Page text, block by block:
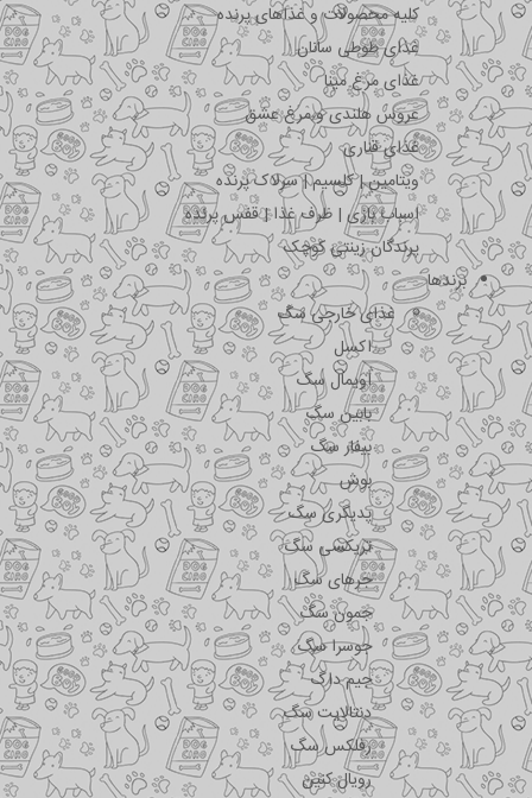
کلیه محصولات و غذاهای پرنده
غذای طوطی سانان
غذای مرغ مینا
عروس هلندی و مرغ عشق
غذای قناری
ویتامین | کلسیم | سرلاک پرنده
اسباب بازی | ظرف غذا | قفس پرنده
پرندگان زینتی کوچک
برندها
غذای خارجی سگ
اکسل
اویمال سگ
بابین سگ
بیفار سگ
بوش
پدیگری سگ
تریکسی سگ
جرهای سگ
جمون سگ
جوسرا سگ
جیم داگ
دنتالایت سگ
رفلکس سگ
رویال کنین